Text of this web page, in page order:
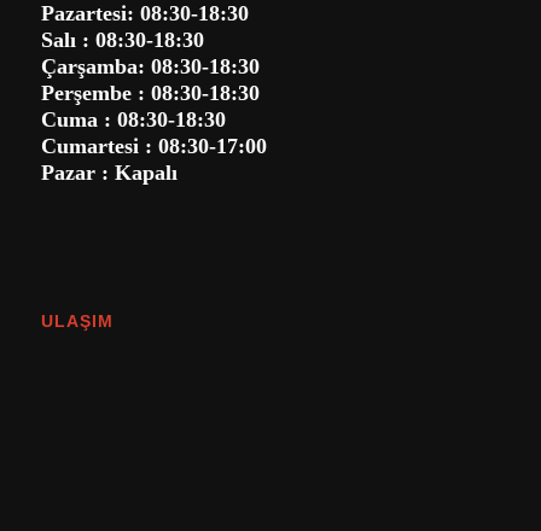
Pazartesi: 08:30-18:30
Salı : 08:30-18:30
Çarşamba: 08:30-18:30
Perşembe : 08:30-18:30
Cuma : 08:30-18:30
Cumartesi : 08:30-17:00
Pazar : Kapalı
ULAŞIM